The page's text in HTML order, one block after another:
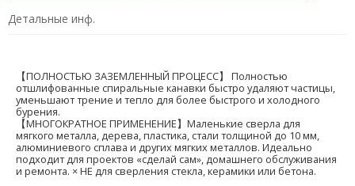
Детальные инф.
【ПОЛНОСТЬЮ ЗАЗЕМЛЕННЫЙ ПРОЦЕСС】 Полностью
отшлифованные спиральные канавки быстро удаляют частицы,
уменьшают трение и тепло для более быстрого и холодного
бурения.
【МНОГОКРАТНОЕ ПРИМЕНЕНИЕ】Маленькие сверла для
мягкого металла, дерева, пластика, стали толщиной до 10 мм,
алюминиевого сплава и других мягких металлов. Идеально
подходит для проектов «сделай сам», домашнего обслуживания
и ремонта. × НЕ для сверления стекла, керамики или бетона.